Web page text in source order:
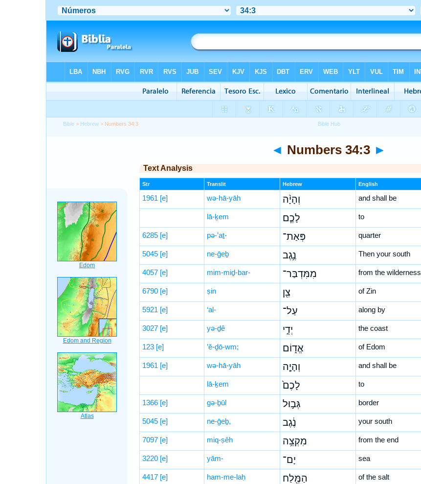
Bible > Hebrew > Numbers 34:3
◄ Numbers 34:3 ►
Text Analysis
Str Translit Hebrew English
1961 [e] wə-hā-yāh וְהָיָ֨ה and shall be
lā-ḵem לָכֶ֧ם to
6285 [e] pə-’aṯ- פְּאַת־ quarter
5045 [e] ne-ḡeḇ נֶ֛גֶב Then your south
4057 [e] mim-miḏ-bar- מִמִּדְבַּר־ from the wilderness
6790 [e] ṣin צִ֖ן of Zin
5921 [e] ‘al- עַל־ along by
3027 [e] yə-ḏê יְדֵ֣י the coast
123 [e] ’ĕ-ḏō-wm; אֱד֑וֹם of Edom
1961 [e] wə-hā-yāh וְהָיָ֤ה and shall be
lā-ḵem לָכֶם֙ to
1366 [e] gə-ḇūl גְּב֣וּל border
5045 [e] ne-ḡeḇ, נֶ֔גֶב your south
7097 [e] miq-ṣêh מִקְצֵ֥ה from the end
3220 [e] yām- יָם־ sea
4417 [e] ham-me-laḥ הַמֶּ֖לַח of the salt